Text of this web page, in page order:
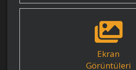
Ekran
Görüntüleri